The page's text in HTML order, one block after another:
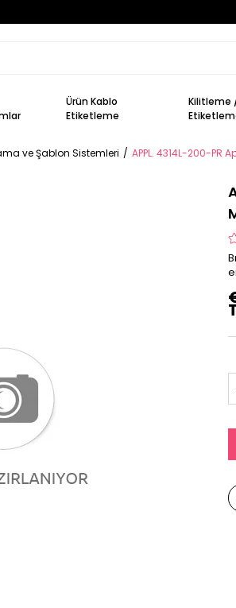
Ürün Kablo
Etiketleme
Kilitleme
ve Şablon Sistemleri APPL. 4314L-200-PR